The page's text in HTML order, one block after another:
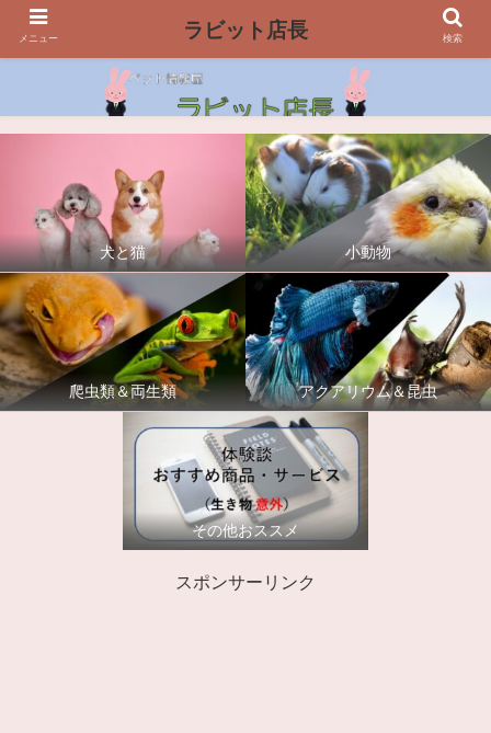
犬と猫 小動物
爬虫類＆両生類 アクアリウム＆昆虫
その他おススメ
スポンサーリンク
メニュー ラビット店長 検索